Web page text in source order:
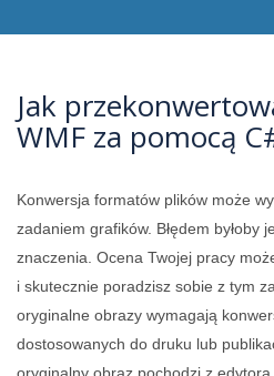
Jak
WMF za pomocą
Konwersja formatów plików może
zadaniem grafików. Błędem byłoby
znaczenia. Ocena Twojej pracy
i skutecznie poradzisz sobie z tym
oryginalne obrazy wymagają
dostosowanych do druku lub
oryginalny obraz pochodzi z